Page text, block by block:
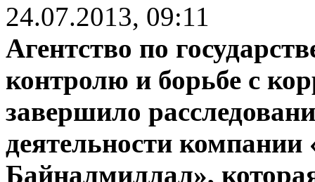
24.07.2013, 09:11
Агентство по
контролю и борьбе с
завершило
деятельности
Байналмиллал»,